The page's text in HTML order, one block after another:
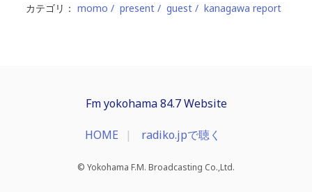
カテゴリ： momo present guest kanagawa report
Fm yokohama 84.7 Website
HOME radiko.jpで聴く
© Yokohama F.M. Broadcasting Co.,Ltd.